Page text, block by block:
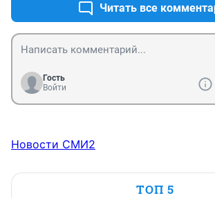
Читать все
Гость
Войти
Новости СМИ2
ТОП 5